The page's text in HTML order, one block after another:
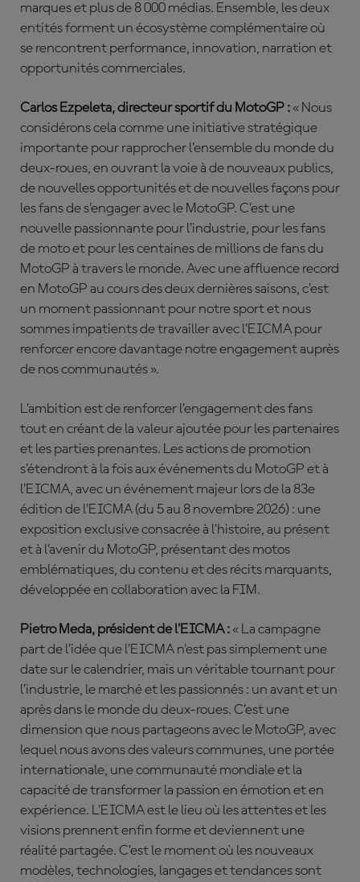
marques et plus de 8 000 médias. Ensemble, les deux
entités forment un écosystème complémentaire où
se rencontrent performance, innovation, narration et
opportunités commerciales.
Carlos Ezpeleta, directeur sportif du MotoGP : « Nous
considérons cela comme une initiative stratégique
importante pour rapprocher l’ensemble du monde du
deux-roues, en ouvrant la voie à de nouveaux publics,
de nouvelles opportunités et de nouvelles façons pour
les fans de s’engager avec le MotoGP. C’est une
nouvelle passionnante pour l’industrie, pour les fans
de moto et pour les centaines de millions de fans du
MotoGP à travers le monde. Avec une affluence record
en MotoGP au cours des deux dernières saisons, c’est
un moment passionnant pour notre sport et nous
sommes impatients de travailler avec l’EICMA pour
renforcer encore davantage notre engagement auprès
de nos communautés ».
L’ambition est de renforcer l’engagement des fans
tout en créant de la valeur ajoutée pour les partenaires
et les parties prenantes. Les actions de promotion
s’étendront à la fois aux événements du MotoGP et à
l’EICMA, avec un événement majeur lors de la 83e
édition de l’EICMA (du 5 au 8 novembre 2026) : une
exposition exclusive consacrée à l’histoire, au présent
et à l’avenir du MotoGP, présentant des motos
emblématiques, du contenu et des récits marquants,
développée en collaboration avec la FIM.
Pietro Meda, président de l’EICMA : « La campagne
part de l’idée que l’EICMA n’est pas simplement une
date sur le calendrier, mais un véritable tournant pour
l’industrie, le marché et les passionnés : un avant et un
après dans le monde du deux-roues. C’est une
dimension que nous partageons avec le MotoGP, avec
lequel nous avons des valeurs communes, une portée
internationale, une communauté mondiale et la
capacité de transformer la passion en émotion et en
expérience. L’EICMA est le lieu où les attentes et les
visions prennent enfin forme et deviennent une
réalité partagée. C’est le moment où les nouveaux
modèles, technologies, langages et tendances sont